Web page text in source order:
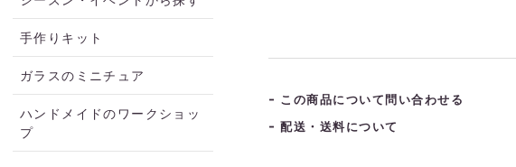
手作りキット
ガラスのミニチュア
ハンドメイドのワークショッ
プ
この商品について問い合わせる
配送・送料について